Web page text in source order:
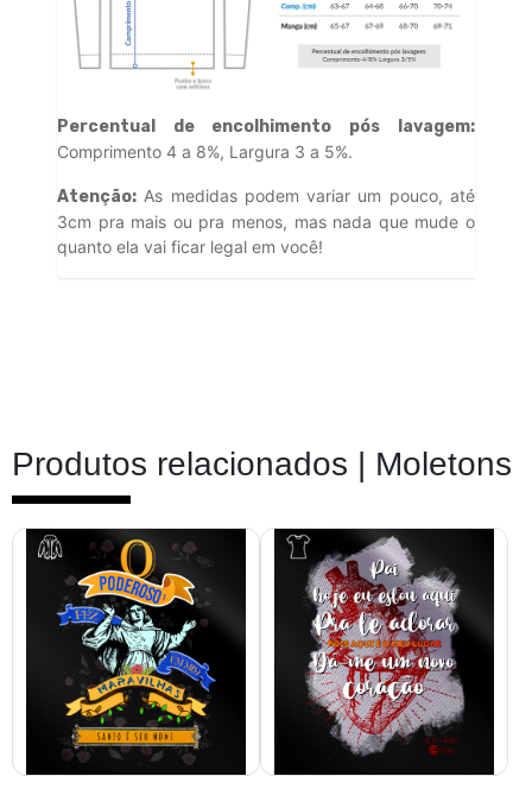
Percentual de encolhimento pós lavagem:
Comprimento 4 a 8%, Largura 3 a 5%.
Atenção: As medidas podem variar um pouco, até
3cm pra mais ou pra menos, mas nada que mude o
quanto ela vai ficar legal em você!
Produtos relacionados | Moletons